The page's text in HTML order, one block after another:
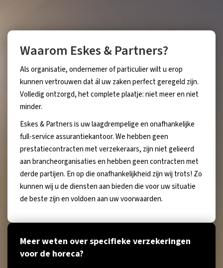
Waarom Eskes & Partners?
Als organisatie, ondernemer of particulier wilt u erop
kunnen vertrouwen dat ál uw zaken perfect geregeld zijn.
Volledig ontzorgd, het complete plaatje: niet meer en niet
minder.
Eskes & Partners is uw laagdrempelige en onafhankelijke
full-service assurantiekantoor. We hebben geen
prestatiecontracten met verzekeraars, zijn niet gelieerd
aan brancheorganisaties en hebben geen contracten met
derde partijen. En op die onafhankelijkheid zijn wij trots! Zo
kunnen wij u de diensten aan bieden die voor uw situatie
de beste zijn en voldoen aan uw voorwaarden.
Meer weten over specifieke verzekeringen
voor de horeca?